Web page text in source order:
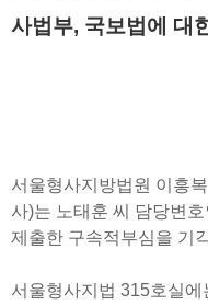
사법부, 국보법에 대
서울형사지방법원 이흥
사)는 노태훈 씨 담당변
제출한 구속적부심을 기
서울형사지법 315호실